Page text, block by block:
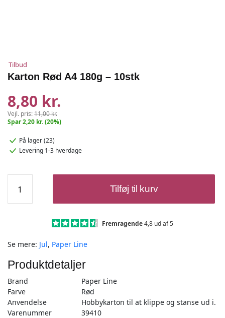
Tilbud
Karton Rød A4 180g – 10stk
8,80 kr.
Vejl. pris:11,00 kr.
Spar 2,20 kr. (20%)
På lager (23)
Levering 1-3 hverdage
Rød
A4
antal
Tilføj til kurv
Fremragende4,8 ud af 5
Se mere: Jul, Paper Line
Produktdetaljer
Brand
Paper Line
Farve
Rød
Anvendelse
Hobbykarton til at klippe og stanse ud i.
Varenummer
39410